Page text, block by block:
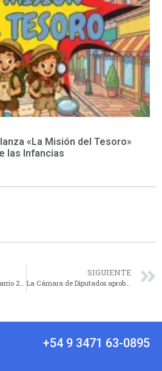
«La Misión del Tesoro»
las Infancias
SIGUIENTE
La Cámara de Diputados aprobó el monitoreo permanente del río Carcarañá
+54 9 3471 63-0895